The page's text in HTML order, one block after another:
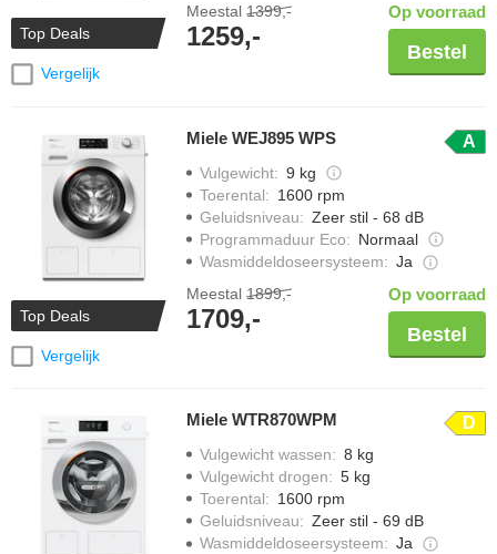
Top Deals
Vergelijk
Meestal 1399,-
1259,-
Op voorraad
Bestel
Top Deals
Vergelijk
Miele WEJ895 WPS A
Vulgewicht: 9 kg
Toerental: 1600 rpm
Geluidsniveau: Zeer stil - 68 dB
Programmaduur Eco: Normaal
Wasmiddeldoseersysteem: Ja
Meestal 1899,-
1709,-
Op voorraad
Bestel
Miele WTR870WPM D
Vulgewicht wassen: 8 kg
Vulgewicht drogen: 5 kg
Toerental: 1600 rpm
Geluidsniveau: Zeer stil - 69 dB
Wasmiddeldoseersysteem: Ja